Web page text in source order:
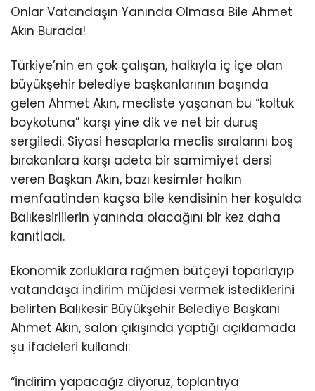
Onlar Vatandaşın Yanında Olmasa Bile Ahmet
Akın Burada!
Türkiye’nin en çok çalışan, halkıyla iç içe olan
büyükşehir belediye başkanlarının başında
gelen Ahmet Akın, mecliste yaşanan bu “koltuk
boykotuna” karşı yine dik ve net bir duruş
sergiledi. Siyasi hesaplarla meclis sıralarını boş
bırakanlara karşı adeta bir samimiyet dersi
veren Başkan Akın, bazı kesimler halkın
menfaatinden kaçsa bile kendisinin her koşulda
Balıkesirlilerin yanında olacağını bir kez daha
kanıtladı.
Ekonomik zorluklara rağmen bütçeyi toparlayıp
vatandaşa indirim müjdesi vermek istediklerini
belirten Balıkesir Büyükşehir Belediye Başkanı
Ahmet Akın, salon çıkışında yaptığı açıklamada
şu ifadeleri kullandı:
“İndirim yapacağız diyoruz, toplantıya